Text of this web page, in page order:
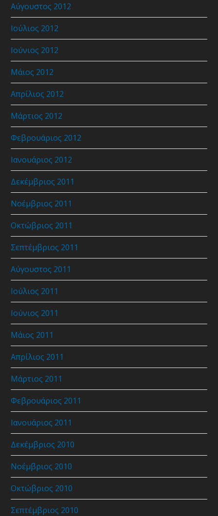
Αύγουστος 2012
Ιούλιος 2012
Ιούνιος 2012
Μάιος 2012
Απρίλιος 2012
Μάρτιος 2012
Φεβρουάριος 2012
Ιανουάριος 2012
Δεκέμβριος 2011
Νοέμβριος 2011
Οκτώβριος 2011
Σεπτέμβριος 2011
Αύγουστος 2011
Ιούλιος 2011
Ιούνιος 2011
Μάιος 2011
Απρίλιος 2011
Μάρτιος 2011
Φεβρουάριος 2011
Ιανουάριος 2011
Δεκέμβριος 2010
Νοέμβριος 2010
Οκτώβριος 2010
Σεπτέμβριος 2010